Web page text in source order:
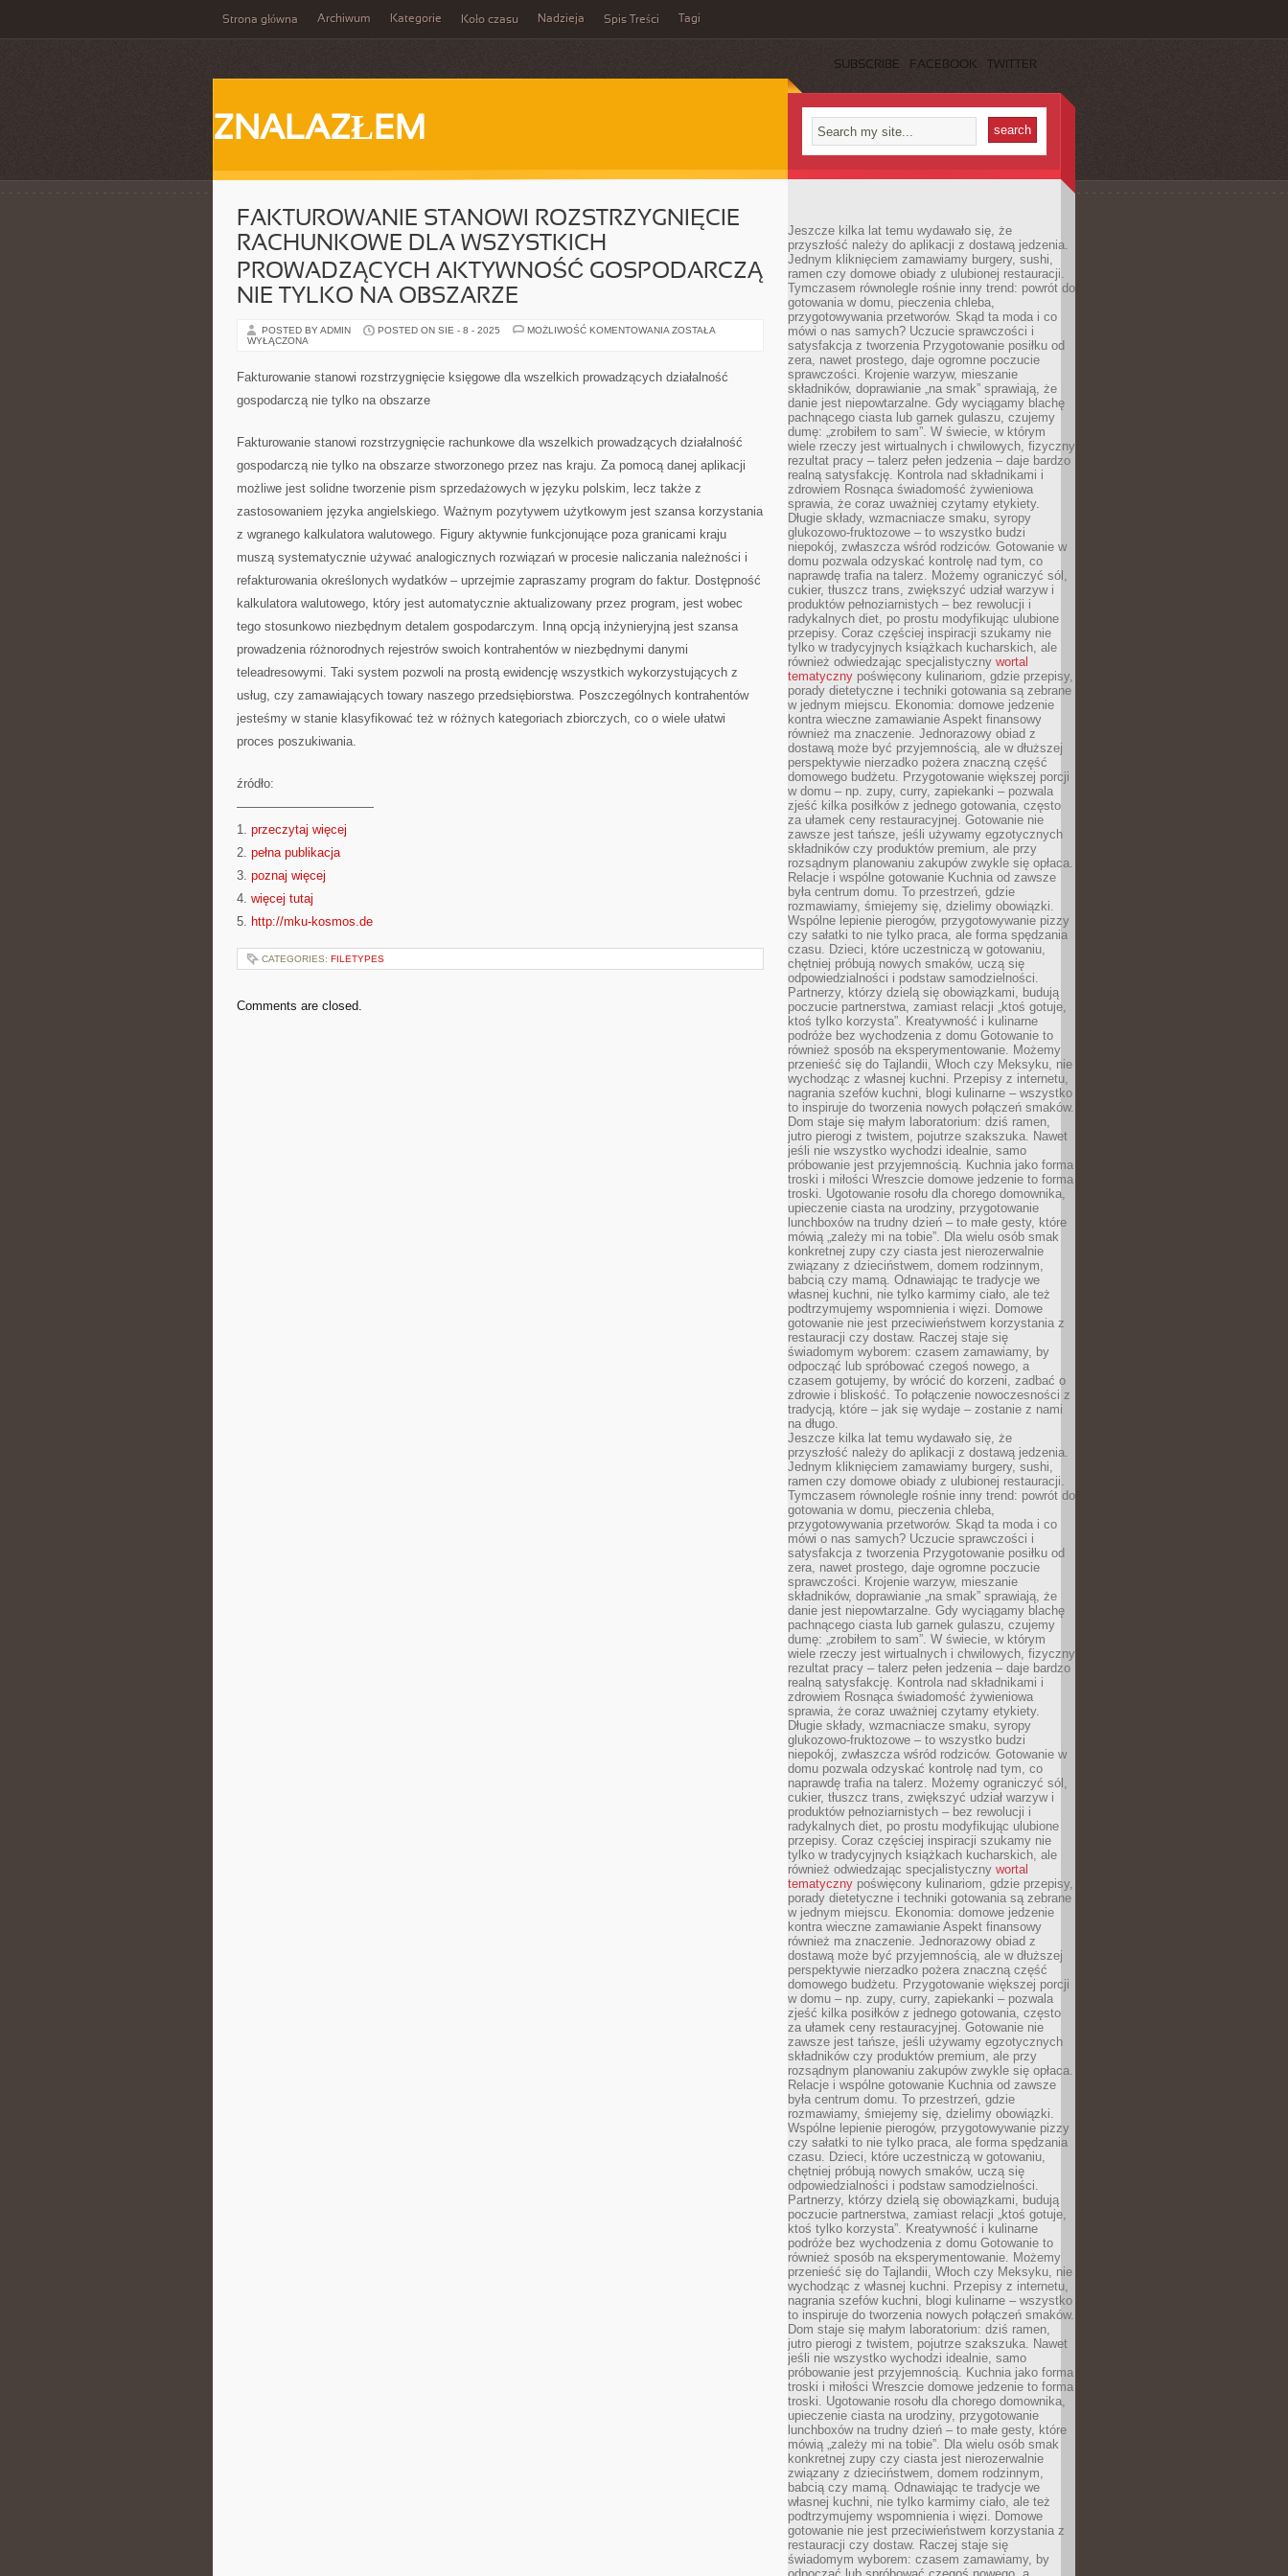
Strona główna Archiwum Kategorie Koło czasu Nadzieja Spis Treści Tagi
SUBSCRIBE FACEBOOK TWITTER
ZNALAZŁEM
FAKTUROWANIE STANOWI ROZSTRZYGNIĘCIE
RACHUNKOWE DLA WSZYSTKICH
PROWADZĄCYCH AKTYWNOŚĆ GOSPODARCZĄ
NIE TYLKO NA OBSZARZE
POSTED BY ADMIN POSTED ON SIE - 8 - 2025 MOŻLIWOŚĆ KOMENTOWANIA FAKTUROWANIE
DLA
WSZYSTKICH
NA
ZOSTAŁA
WYŁĄCZONA
Fakturowanie stanowi rozstrzygnięcie księgowe dla wszelkich prowadzących działalność
gospodarczą nie tylko na obszarze
Fakturowanie stanowi rozstrzygnięcie rachunkowe dla wszelkich prowadzących działalność
gospodarczą nie tylko na obszarze stworzonego przez nas kraju. Za pomocą danej aplikacji
możliwe jest solidne tworzenie pism sprzedażowych w języku polskim, lecz także z
zastosowaniem języka angielskiego. Ważnym pozytywem użytkowym jest szansa korzystania
z wgranego kalkulatora walutowego. Figury aktywnie funkcjonujące poza granicami kraju
muszą systematycznie używać analogicznych rozwiązań w procesie naliczania należności i
refakturowania określonych wydatków – uprzejmie zapraszamy program do faktur. Dostępność
kalkulatora walutowego, który jest automatycznie aktualizowany przez program, jest wobec
tego stosunkowo niezbędnym detalem gospodarczym. Inną opcją inżynieryjną jest szansa
prowadzenia różnorodnych rejestrów swoich kontrahentów w niezbędnymi danymi
teleadresowymi. Taki system pozwoli na prostą ewidencję wszystkich wykorzystujących z
usług, czy zamawiających towary naszego przedsiębiorstwa. Poszczególnych kontrahentów
jesteśmy w stanie klasyfikować też w różnych kategoriach zbiorczych, co o wiele ułatwi
proces poszukiwania.
źródło:
———————————
1. przeczytaj więcej
2. pełna publikacja
3. poznaj więcej
4. więcej tutaj
5. http://mku-kosmos.de
CATEGORIES: FILETYPES
Comments are closed.
Jeszcze kilka lat temu wydawało się, że
przyszłość należy do aplikacji z dostawą jedzenia.
Jednym kliknięciem zamawiamy burgery, sushi,
ramen czy domowe obiady z ulubionej restauracji.
Tymczasem równolegle rośnie inny trend: powrót do
gotowania w domu, pieczenia chleba,
przygotowywania przetworów. Skąd ta moda i co
mówi o nas samych? Uczucie sprawczości i
satysfakcja z tworzenia Przygotowanie posiłku od
zera, nawet prostego, daje ogromne poczucie
sprawczości. Krojenie warzyw, mieszanie
składników, doprawianie „na smak” sprawiają, że
danie jest niepowtarzalne. Gdy wyciągamy blachę
pachnącego ciasta lub garnek gulaszu, czujemy
dumę: „zrobiłem to sam”. W świecie, w którym
wiele rzeczy jest wirtualnych i chwilowych, fizyczny
rezultat pracy – talerz pełen jedzenia – daje bardzo
realną satysfakcję. Kontrola nad składnikami i
zdrowiem Rosnąca świadomość żywieniowa
sprawia, że coraz uważniej czytamy etykiety.
Długie składy, wzmacniacze smaku, syropy
glukozowo-fruktozowe – to wszystko budzi
niepokój, zwłaszcza wśród rodziców. Gotowanie w
domu pozwala odzyskać kontrolę nad tym, co
naprawdę trafia na talerz. Możemy ograniczyć sól,
cukier, tłuszcz trans, zwiększyć udział warzyw i
produktów pełnoziarnistych – bez rewolucji i
radykalnych diet, po prostu modyfikując ulubione
przepisy. Coraz częściej inspiracji szukamy nie
tylko w tradycyjnych książkach kucharskich, ale
również odwiedzając specjalistyczny wortal
tematyczny poświęcony kulinariom, gdzie przepisy,
porady dietetyczne i techniki gotowania są zebrane
w jednym miejscu. Ekonomia: domowe jedzenie
kontra wieczne zamawianie Aspekt finansowy
również ma znaczenie. Jednorazowy obiad z
dostawą może być przyjemnością, ale w dłuższej
perspektywie nierzadko pożera znaczną część
domowego budżetu. Przygotowanie większej porcji
w domu – np. zupy, curry, zapiekanki – pozwala
zjeść kilka posiłków z jednego gotowania, często
za ułamek ceny restauracyjnej. Gotowanie nie
zawsze jest tańsze, jeśli używamy egzotycznych
składników czy produktów premium, ale przy
rozsądnym planowaniu zakupów zwykle się opłaca.
Relacje i wspólne gotowanie Kuchnia od zawsze
była centrum domu. To przestrzeń, gdzie
rozmawiamy, śmiejemy się, dzielimy obowiązki.
Wspólne lepienie pierogów, przygotowywanie pizzy
czy sałatki to nie tylko praca, ale forma spędzania
czasu. Dzieci, które uczestniczą w gotowaniu,
chętniej próbują nowych smaków, uczą się
odpowiedzialności i podstaw samodzielności.
Partnerzy, którzy dzielą się obowiązkami, budują
poczucie partnerstwa, zamiast relacji „ktoś gotuje,
ktoś tylko korzysta”. Kreatywność i kulinarne
podróże bez wychodzenia z domu Gotowanie to
również sposób na eksperymentowanie. Możemy
przenieść się do Tajlandii, Włoch czy Meksyku, nie
wychodząc z własnej kuchni. Przepisy z internetu,
nagrania szefów kuchni, blogi kulinarne – wszystko
to inspiruje do tworzenia nowych połączeń smaków.
Dom staje się małym laboratorium: dziś ramen,
jutro pierogi z twistem, pojutrze szakszuka. Nawet
jeśli nie wszystko wychodzi idealnie, samo
próbowanie jest przyjemnością. Kuchnia jako forma
troski i miłości Wreszcie domowe jedzenie to forma
troski. Ugotowanie rosołu dla chorego domownika,
upieczenie ciasta na urodziny, przygotowanie
lunchboxów na trudny dzień – to małe gesty, które
mówią „zależy mi na tobie”. Dla wielu osób smak
konkretnej zupy czy ciasta jest nierozerwalnie
związany z dzieciństwem, domem rodzinnym,
babcią czy mamą. Odnawiając te tradycje we
własnej kuchni, nie tylko karmimy ciało, ale też
podtrzymujemy wspomnienia i więzi. Domowe
gotowanie nie jest przeciwieństwem korzystania z
restauracji czy dostaw. Raczej staje się
świadomym wyborem: czasem zamawiamy, by
odpocząć lub spróbować czegoś nowego, a
czasem gotujemy, by wrócić do korzeni, zadbać o
zdrowie i bliskość. To połączenie nowoczesności z
tradycją, które – jak się wydaje – zostanie z nami
na długo.
Jeszcze kilka lat temu wydawało się, że
przyszłość należy do aplikacji z dostawą jedzenia.
Jednym kliknięciem zamawiamy burgery, sushi,
ramen czy domowe obiady z ulubionej restauracji.
Tymczasem równolegle rośnie inny trend: powrót do
gotowania w domu, pieczenia chleba,
przygotowywania przetworów. Skąd ta moda i co
mówi o nas samych? Uczucie sprawczości i
satysfakcja z tworzenia Przygotowanie posiłku od
zera, nawet prostego, daje ogromne poczucie
sprawczości. Krojenie warzyw, mieszanie
składników, doprawianie „na smak” sprawiają, że
danie jest niepowtarzalne. Gdy wyciągamy blachę
pachnącego ciasta lub garnek gulaszu, czujemy
dumę: „zrobiłem to sam”. W świecie, w którym
wiele rzeczy jest wirtualnych i chwilowych, fizyczny
rezultat pracy – talerz pełen jedzenia – daje bardzo
realną satysfakcję. Kontrola nad składnikami i
zdrowiem Rosnąca świadomość żywieniowa
sprawia, że coraz uważniej czytamy etykiety.
Długie składy, wzmacniacze smaku, syropy
glukozowo-fruktozowe – to wszystko budzi
niepokój, zwłaszcza wśród rodziców. Gotowanie w
domu pozwala odzyskać kontrolę nad tym, co
naprawdę trafia na talerz. Możemy ograniczyć sól,
cukier, tłuszcz trans, zwiększyć udział warzyw i
produktów pełnoziarnistych – bez rewolucji i
radykalnych diet, po prostu modyfikując ulubione
przepisy. Coraz częściej inspiracji szukamy nie
tylko w tradycyjnych książkach kucharskich, ale
również odwiedzając specjalistyczny wortal
tematyczny poświęcony kulinariom, gdzie przepisy,
porady dietetyczne i techniki gotowania są zebrane
w jednym miejscu. Ekonomia: domowe jedzenie
kontra wieczne zamawianie Aspekt finansowy
również ma znaczenie. Jednorazowy obiad z
dostawą może być przyjemnością, ale w dłuższej
perspektywie nierzadko pożera znaczną część
domowego budżetu. Przygotowanie większej porcji
w domu – np. zupy, curry, zapiekanki – pozwala
zjeść kilka posiłków z jednego gotowania, często
za ułamek ceny restauracyjnej. Gotowanie nie
zawsze jest tańsze, jeśli używamy egzotycznych
składników czy produktów premium, ale przy
rozsądnym planowaniu zakupów zwykle się opłaca.
Relacje i wspólne gotowanie Kuchnia od zawsze
była centrum domu. To przestrzeń, gdzie
rozmawiamy, śmiejemy się, dzielimy obowiązki.
Wspólne lepienie pierogów, przygotowywanie pizzy
czy sałatki to nie tylko praca, ale forma spędzania
czasu. Dzieci, które uczestniczą w gotowaniu,
chętniej próbują nowych smaków, uczą się
odpowiedzialności i podstaw samodzielności.
Partnerzy, którzy dzielą się obowiązkami, budują
poczucie partnerstwa, zamiast relacji „ktoś gotuje,
ktoś tylko korzysta”. Kreatywność i kulinarne
podróże bez wychodzenia z domu Gotowanie to
również sposób na eksperymentowanie. Możemy
przenieść się do Tajlandii, Włoch czy Meksyku, nie
wychodząc z własnej kuchni. Przepisy z internetu,
nagrania szefów kuchni, blogi kulinarne – wszystko
to inspiruje do tworzenia nowych połączeń smaków.
Dom staje się małym laboratorium: dziś ramen,
jutro pierogi z twistem, pojutrze szakszuka. Nawet
jeśli nie wszystko wychodzi idealnie, samo
próbowanie jest przyjemnością. Kuchnia jako forma
troski i miłości Wreszcie domowe jedzenie to forma
troski. Ugotowanie rosołu dla chorego domownika,
upieczenie ciasta na urodziny, przygotowanie
lunchboxów na trudny dzień – to małe gesty, które
mówią „zależy mi na tobie”. Dla wielu osób smak
konkretnej zupy czy ciasta jest nierozerwalnie
związany z dzieciństwem, domem rodzinnym,
babcią czy mamą. Odnawiając te tradycje we
własnej kuchni, nie tylko karmimy ciało, ale też
podtrzymujemy wspomnienia i więzi. Domowe
gotowanie nie jest przeciwieństwem korzystania z
restauracji czy dostaw. Raczej staje się
świadomym wyborem: czasem zamawiamy, by